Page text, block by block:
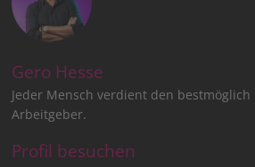
Gero Hesse
Jeder Mensch verdient den bestmöglich
Arbeitgeber.
Profil besuchen